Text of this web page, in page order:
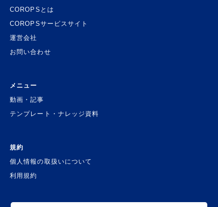
COROPSとは
COROPSサービスサイト
運営会社
お問い合わせ
メニュー
動画・記事
テンプレート・ナレッジ資料
規約
個人情報の取扱いについて
利用規約